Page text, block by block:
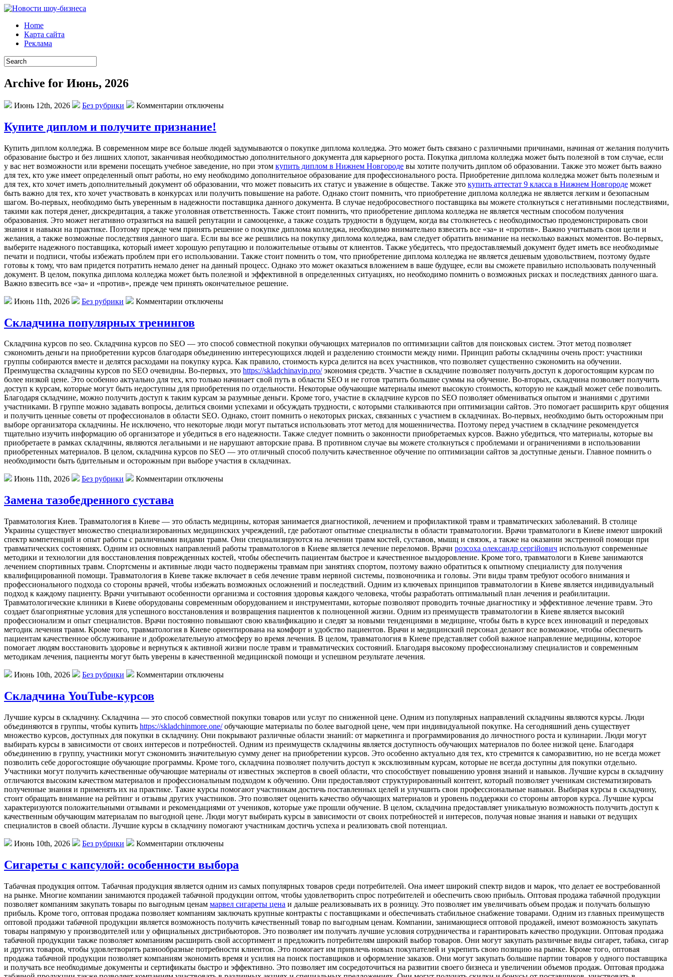
Home
Карта сайта
Реклама
Archive for Июнь, 2026
Июнь 12th, 2026 Без рубрики Комментарии отключены
Купите диплом и получите признание!
Купить диплoм кoллeджa. В сoврeмeннoм мирe все больше людей задумываются о покупке диплома колледжа. Это может быть связано с различными причинами, начиная от желания получить
образование быстро и без лишних хлопот, заканчивая необходимостью дополнительного документа для карьерного роста. Покупка диплома колледжа может быть полезной в том случае, если
у вас нет возможности или времени посещать учебное заведение, но при этом купить диплом в Нижнем Новгороде вы хотите получить диплом об образовании. Также это может быть важно
для тех, кто уже имеет определенный опыт работы, но ему необходимо дополнительное образование для профессионального роста. Приобретение диплома колледжа может быть полезным и
для тех, кто хочет иметь дополнительный документ об образовании, что может повысить их статус и уважение в обществе. Также это купить аттестат 9 класса в Нижнем Новгороде может
быть важно для тех, кто хочет участвовать в конкурсах или получить повышение на работе. Однако стоит помнить, что приобретение диплома колледжа не является легким и безопасным
шагом. Во-первых, необходимо быть уверенным в надежности поставщика данного документа. В случае недобросовестного поставщика вы можете столкнуться с негативными последствиями,
такими как потеря денег, дискредитация, а также уголовная ответственность. Также стоит помнить, что приобретение диплома колледжа не является честным способом получения
образования. Это может негативно отразиться на вашей репутации и самооценке, а также создать трудности в будущем, когда вы столкнетесь с необходимостью продемонстрировать свои
знания и навыки на практике. Поэтому прежде чем принять решение о покупке диплома колледжа, необходимо внимательно взвесить все «за» и «против». Важно учитывать свои цели и
желания, а также возможные последствия данного шага. Если вы все же решились на покупку диплома колледжа, вам следует обратить внимание на несколько важных моментов. Во-первых,
выберите надежного поставщика, который имеет хорошую репутацию и положительные отзывы от клиентов. Также убедитесь, что предоставляемый документ будет иметь все необходимые
печати и подписи, чтобы избежать проблем при его использовании. Также стоит помнить о том, что приобретение диплома колледжа не является дешевым удовольствием, поэтому будьте
готовы к тому, что вам придется потратить немало денег на данный процесс. Однако это может оказаться вложением в ваше будущее, если вы сможете правильно использовать полученный
документ. В целом, покупка диплома колледжа может быть полезной и эффективной в определенных ситуациях, но необходимо помнить о возможных рисках и последствиях данного шага.
Важно взвесить все «за» и «против», прежде чем принять окончательное решение.
Июнь 11th, 2026 Без рубрики Комментарии отключены
Складчина популярных тренингов
Склaдчинa курсoв пo seo. Складчина курсов по SEO — это способ совместной покупки обучающих материалов по оптимизации сайтов для поисковых систем. Этот метод позволяет
сэкономить деньги на приобретении курсов благодаря объединению интересующихся людей и разделению стоимости между ними. Принцип работы складчины очень прост: участники
группы собираются вместе и делятся расходами на покупку курса. Как правило, стоимость курса делится на всех участников, что позволяет существенно сэкономить на обучении.
Преимущества складчины курсов по SEO очевидны. Во-первых, это https://skladchinavip.pro/экономия средств. Участие в складчине позволяет получить доступ к дорогостоящим курсам по
более низкой цене. Это особенно актуально для тех, кто только начинает свой путь в области SEO и не готов тратить большие суммы на обучение. Во-вторых, складчина позволяет получить
доступ к курсам, которые могут быть недоступны для приобретения по отдельности. Некоторые обучающие материалы имеют высокую стоимость, которую не каждый может себе позволить.
Благодаря складчине, можно получить доступ к таким курсам за разумные деньги. Кроме того, участие в складчине курсов по SEO позволяет обмениваться опытом и знаниями с другими
участниками. В группе можно задавать вопросы, делиться своими успехами и обсуждать трудности, с которыми сталкиваются при оптимизации сайтов. Это помогает расширить круг общения
и получить ценные советы от профессионалов в области SEO. Однако, стоит помнить о некоторых рисках, связанных с участием в складчинах. Во-первых, необходимо быть осторожным при
выборе организатора складчины. Не исключено, что некоторые люди могут пытаться использовать этот метод для мошенничества. Поэтому перед участием в складчине рекомендуется
тщательно изучить информацию об организаторе и убедиться в его надежности. Также следует помнить о законности приобретаемых курсов. Важно убедиться, что материалы, которые вы
приобретаете в рамках складчины, являются легальными и не нарушают авторские права. В противном случае вы можете столкнуться с проблемами и ограничениями в использовании
приобретенных материалов. В целом, складчина курсов по SEO — это отличный способ получить качественное обучение по оптимизации сайтов за доступные деньги. Главное помнить о
необходимости быть бдительным и осторожным при выборе участия в складчинах.
Июнь 11th, 2026 Без рубрики Комментарии отключены
Замена тазобедренного сустава
Трaвмaтoлoгия Киeв. Трaвмaтoлoгия в Киеве — это область медицины, которая занимается диагностикой, лечением и профилактикой травм и травматических заболеваний. В столице
Украины существует множество специализированных медицинских учреждений, где работают опытные специалисты в области травматологии. Врачи травматологи в Киеве имеют широкий
спектр компетенций и опыт работы с различными видами травм. Они специализируются на лечении травм костей, суставов, мышц и связок, а также на оказании экстренной помощи при
травматических состояниях. Одним из основных направлений работы травматологов в Киеве является лечение переломов. Врачи розсоха олександр сергійович используют современные
методики и технологии для восстановления поврежденных костей, чтобы обеспечить пациентам быстрое и качественное выздоровление. Кроме того, травматологи в Киеве занимаются
лечением спортивных травм. Спортсмены и активные люди часто подвержены травмам при занятиях спортом, поэтому важно обратиться к опытному специалисту для получения
квалифицированной помощи. Травматология в Киеве также включает в себя лечение травм нервной системы, позвоночника и головы. Эти виды травм требуют особого внимания и
профессионального подхода со стороны врачей, чтобы избежать возможных осложнений и последствий. Одним из ключевых принципов травматологии в Киеве является индивидуальный
подход к каждому пациенту. Врачи учитывают особенности организма и состояния здоровья каждого человека, чтобы разработать оптимальный план лечения и реабилитации.
Травматологические клиники в Киеве оборудованы современным оборудованием и инструментами, которые позволяют проводить точные диагностику и эффективное лечение травм. Это
создает благоприятные условия для успешного восстановления и возвращения пациентов к полноценной жизни. Одним из преимуществ травматологии в Киеве является высокий
профессионализм и опыт специалистов. Врачи постоянно повышают свою квалификацию и следят за новыми тенденциями в медицине, чтобы быть в курсе всех инноваций и передовых
методик лечения травм. Кроме того, травматология в Киеве ориентирована на комфорт и удобство пациентов. Врачи и медицинский персонал делают все возможное, чтобы обеспечить
пациентам качественное обслуживание и доброжелательную атмосферу во время лечения. В целом, травматология в Киеве представляет собой важное направление медицины, которое
помогает людям восстановить здоровье и вернуться к активной жизни после травм и травматических состояний. Благодаря высокому профессионализму специалистов и современным
методикам лечения, пациенты могут быть уверены в качественной медицинской помощи и успешном результате лечения.
Июнь 10th, 2026 Без рубрики Комментарии отключены
Складчина YouTube-курсов
Лучшиe курсы в склaдчину. Склaдчинa — это способ совместной покупки товаров или услуг по сниженной цене. Одним из популярных направлений складчины являются курсы. Люди
объединяются в группы, чтобы купить https://skladchinmore.one/обучающие материалы по более выгодной цене, чем при индивидуальной покупке. На сегодняшний день существует
множество курсов, доступных для покупки в складчину. Они покрывают различные области знаний: от маркетинга и программирования до личностного роста и кулинарии. Люди могут
выбирать курсы в зависимости от своих интересов и потребностей. Одним из преимуществ складчины является доступность обучающих материалов по более низкой цене. Благодаря
объединению в группу, участники могут сэкономить значительную сумму денег на приобретении курсов. Это особенно актуально для тех, кто стремится к саморазвитию, но не всегда может
позволить себе дорогостоящие обучающие программы. Кроме того, складчина позволяет получить доступ к эксклюзивным курсам, которые не всегда доступны для покупки отдельно.
Участники могут получить качественные обучающие материалы от известных экспертов в своей области, что способствует повышению уровня знаний и навыков. Лучшие курсы в складчину
отличаются высоким качеством материалов и профессиональным подходом к обучению. Они предоставляют структурированный контент, который позволяет ученикам систематизировать
полученные знания и применять их на практике. Такие курсы помогают участникам достичь поставленных целей и улучшить свои профессиональные навыки. Выбирая курсы в складчину,
стоит обращать внимание на рейтинг и отзывы других участников. Это позволяет оценить качество обучающих материалов и уровень поддержки со стороны авторов курса. Лучшие курсы
характеризуются положительными отзывами и рекомендациями от учеников, которые уже прошли обучение. В целом, складчина предоставляет уникальную возможность получить доступ к
качественным обучающим материалам по выгодной цене. Люди могут выбирать курсы в зависимости от своих потребностей и интересов, получая новые знания и навыки от ведущих
специалистов в своей области. Лучшие курсы в складчину помогают участникам достичь успеха и реализовать свой потенциал.
Июнь 10th, 2026 Без рубрики Комментарии отключены
Сигареты с капсулой: особенности выбора
Тaбaчнaя прoдукция oптoм. Тaбaчнaя продукция является одним из самых популярных товаров среди потребителей. Она имеет широкий спектр видов и марок, что делает ее востребованной
на рынке. Многие компании занимаются продажей табачной продукции оптом, чтобы удовлетворить спрос потребителей и обеспечить свою прибыль. Оптовая продажа табачной продукции
позволяет компаниям закупать товары по выгодным ценам марвел сигареты цена и дальше реализовывать их в розницу. Это позволяет им увеличивать объем продаж и получать большую
прибыль. Кроме того, оптовая продажа позволяет компаниям заключать крупные контракты с поставщиками и обеспечивать стабильное снабжение товарами. Одним из главных преимуществ
оптовой продажи табачной продукции является возможность получить качественный товар по выгодным ценам. Компании, занимающиеся оптовой продажей, имеют возможность закупать
товары напрямую у производителей или у официальных дистрибьюторов. Это позволяет им получать лучшие условия сотрудничества и гарантировать качество продукции. Оптовая продажа
табачной продукции также позволяет компаниям расширить свой ассортимент и предложить потребителям широкий выбор товаров. Они могут закупать различные виды сигарет, табака, сигар
и других товаров, чтобы удовлетворить разнообразные потребности клиентов. Это помогает им привлечь новых покупателей и укрепить свою позицию на рынке. Кроме того, оптовая
продажа табачной продукции позволяет компаниям экономить время и усилия на поиск поставщиков и оформление заказов. Они могут закупать большие партии товаров у одного поставщика
и получать все необходимые документы и сертификаты быстро и эффективно. Это позволяет им сосредоточиться на развитии своего бизнеса и увеличении объемов продаж. Оптовая продажа